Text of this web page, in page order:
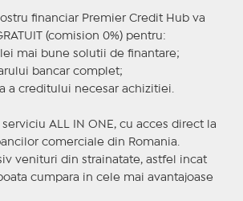
financiar Premier Credit Hub va
(comision 0%) pentru:
mai bune solutii de finantare;
bancar complet;
a creditului necesar achizitiei.
ALL IN ONE, cu acces direct la
comerciale din Romania.
venituri din strainatate, astfel incat
cumpara in cele mai avantajoase